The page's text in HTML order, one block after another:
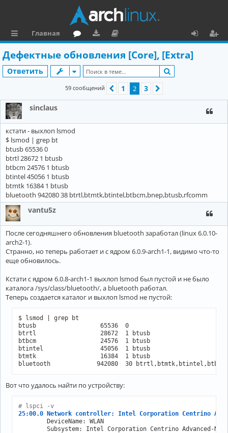
ы
л
и
Главная
ру
м
ру
зк
ку
м
е
та
ц
Дефектные обновления [Core], [Extra]
Ответить
59 сообщений Пред.
1 2 3
sinclaus
кстати - выхлоп lsmod
$ lsmod | grep bt
btusb 65536 0
btrtl 28672 1 btusb
btbcm 24576 1 btusb
btintel 45056 1 btusb
btmtk 16384 1 btusb
bluetooth 942080 38 btrtl,btmtk,btintel,btbcm,bnep,btusb,rfcomm
vantu5z
После сегодняшнего обновления bluetooth заработал (linux 6.0.10-
arch2-1).
Странно, но теперь работает и с ядром 6.0.9-arch1-1, видимо что-то
еще обновилось.
Кстати с ядром 6.0.8-arch1-1 выхлоп lsmod был пустой и не было
каталога /sys/class/bluetooth/, а bluetooth работал.
Теперь создается каталог и выхлоп lsmod не пустой:
$ lsmod | grep bt
btusb                  65536  0
btrtl                  28672  1 btusb
btbcm                  24576  1 btusb
btintel                45056  1 btusb
btmtk                  16384  1 btusb
bluetooth             942080  30
Вот что удалось найти по устройству:
# lspci -v
25:00.0 Network controller: Intel Corporation Centrino